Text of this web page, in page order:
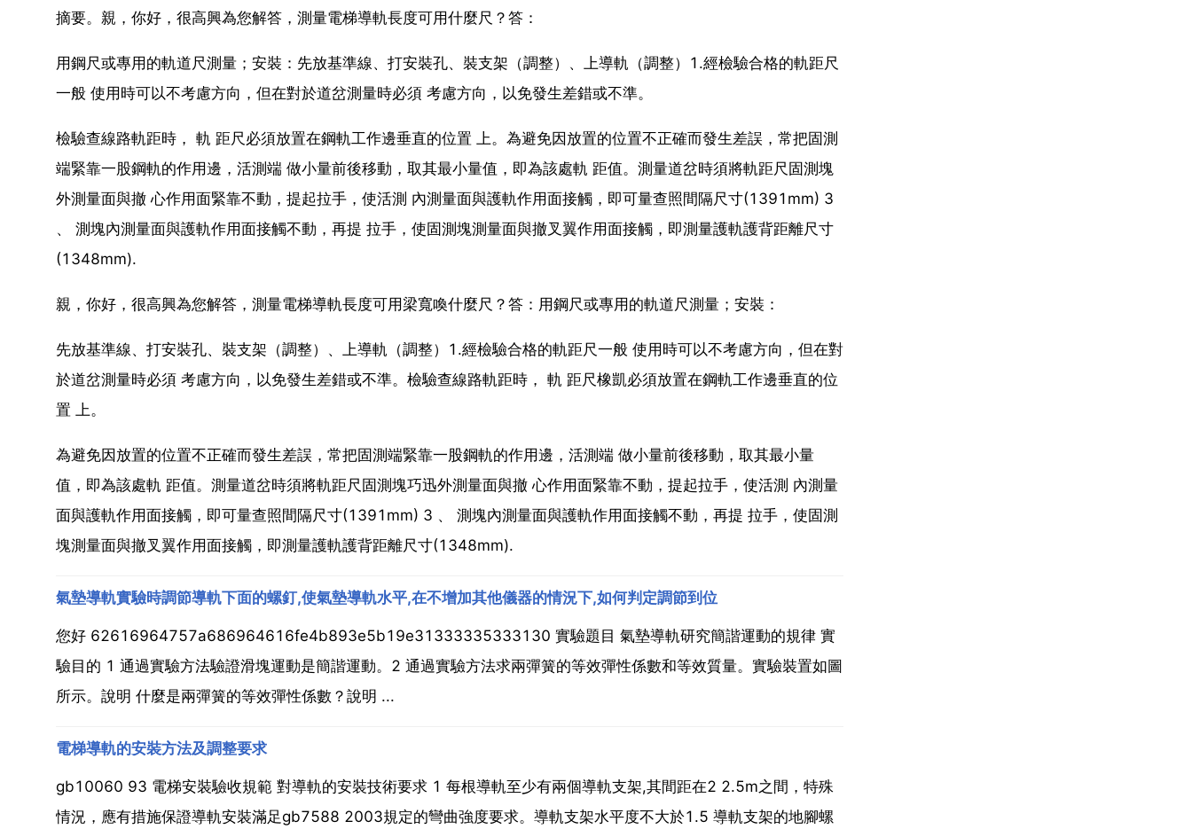
摘要。親，你好，很高興為您解答，測量電梯導軌長度可用什麼尺？答：
用鋼尺或專用的軌道尺測量；安裝：先放基準線、打安裝孔、裝支架（調整）、上導軌（調整）1.經檢驗合格的軌距尺
一般 使用時可以不考慮方向，但在對於道岔測量時必須 考慮方向，以免發生差錯或不準。
檢驗查線路軌距時， 軌 距尺必須放置在鋼軌工作邊垂直的位置 上。為避免因放置的位置不正確而發生差誤，常把固測
端緊靠一股鋼軌的作用邊，活測端 做小量前後移動，取其最小量值，即為該處軌 距值。測量道岔時須將軌距尺固測塊
外測量面與撤 心作用面緊靠不動，提起拉手，使活測 內測量面與護軌作用面接觸，即可量查照間隔尺寸(1391mm) 3
、 測塊內測量面與護軌作用面接觸不動，再提 拉手，使固測塊測量面與撤叉翼作用面接觸，即測量護軌護背距離尺寸
(1348mm).
親，你好，很高興為您解答，測量電梯導軌長度可用梁寬喚什麼尺？答：用鋼尺或專用的軌道尺測量；安裝：
先放基準線、打安裝孔、裝支架（調整）、上導軌（調整）1.經檢驗合格的軌距尺一般 使用時可以不考慮方向，但在對
於道岔測量時必須 考慮方向，以免發生差錯或不準。檢驗查線路軌距時， 軌 距尺橡凱必須放置在鋼軌工作邊垂直的位
置 上。
為避免因放置的位置不正確而發生差誤，常把固測端緊靠一股鋼軌的作用邊，活測端 做小量前後移動，取其最小量
值，即為該處軌 距值。測量道岔時須將軌距尺固測塊巧迅外測量面與撤 心作用面緊靠不動，提起拉手，使活測 內測量
面與護軌作用面接觸，即可量查照間隔尺寸(1391mm) 3 、 測塊內測量面與護軌作用面接觸不動，再提 拉手，使固測
塊測量面與撤叉翼作用面接觸，即測量護軌護背距離尺寸(1348mm).
氣墊導軌實驗時調節導軌下面的螺釘,使氣墊導軌水平,在不增加其他儀器的情況下,如何判定調節到位
您好 62616964757a686964616fe4b893e5b19e31333335333130 實驗題目 氣墊導軌研究簡諧運動的規律 實
驗目的 1 通過實驗方法驗證滑塊運動是簡諧運動。2 通過實驗方法求兩彈簧的等效彈性係數和等效質量。實驗裝置如圖
所示。說明 什麼是兩彈簧的等效彈性係數？說明 ...
電梯導軌的安裝方法及調整要求
gb10060 93 電梯安裝驗收規範 對導軌的安裝技術要求 1 每根導軌至少有兩個導軌支架,其間距在2 2.5m之間，特殊
情況，應有措施保證導軌安裝滿足gb7588 2003規定的彎曲強度要求。導軌支架水平度不大於1.5 導軌支架的地腳螺